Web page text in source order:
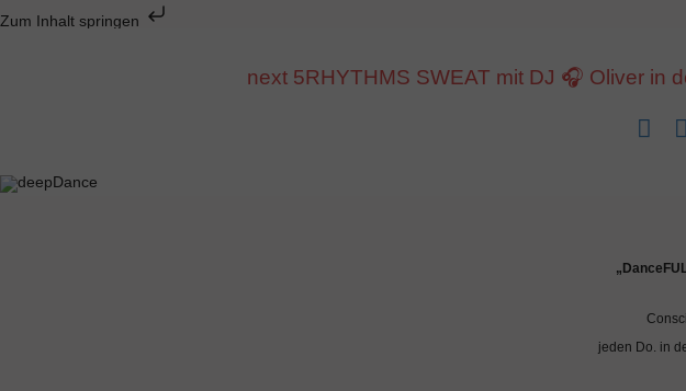
Zum Inhalt springen
next 5RHYTHMS SWEAT mit DJ 🎧 Oliver in
jeden Do. in